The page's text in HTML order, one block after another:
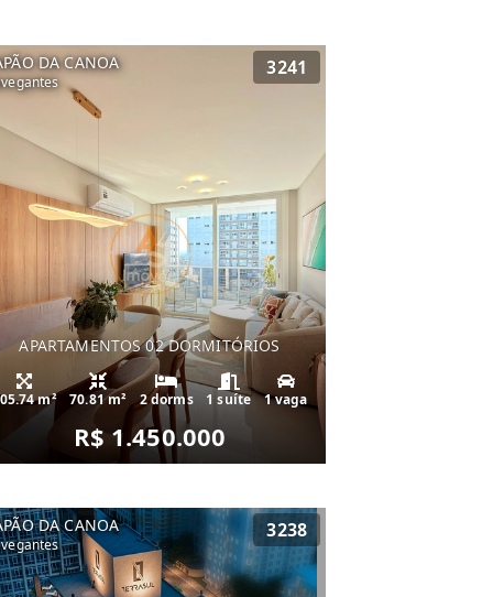
DA CANOA 3241
APARTAMENTOS 02 DORMITÓRIOS
m² 70.81 m² 2 dorms 1 suíte 1 vaga
R$ 1.450.000
DA CANOA 3238